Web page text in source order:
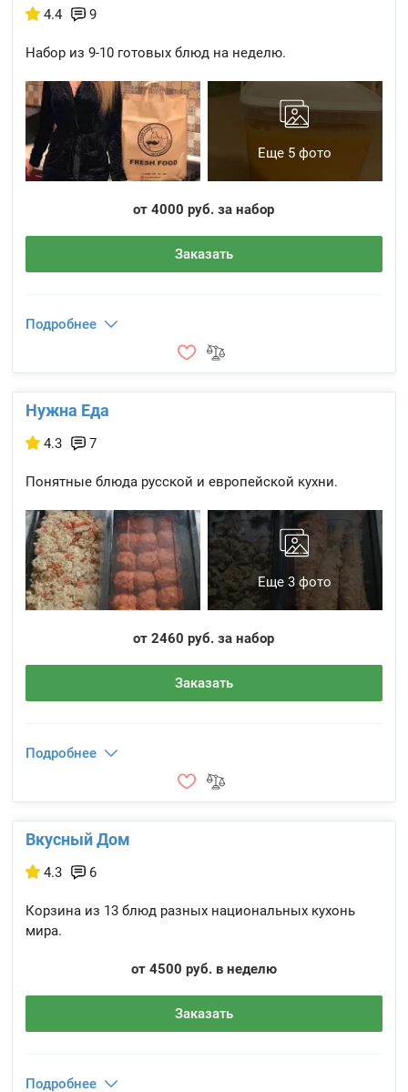
4.4 9
Набор из 9-10 готовых блюд на неделю.
Еще 5 фото
от 4000 руб. за набор
Заказать
Подробнее
Нужна Еда
4.3 7
Понятные блюда русской и европейской кухни.
Еще 3 фото
от 2460 руб. за набор
Заказать
Подробнее
Вкусный Дом
4.3 6
Корзина из 13 блюд разных национальных кухонь
мира.
от 4500 руб. в неделю
Заказать
Подробнее